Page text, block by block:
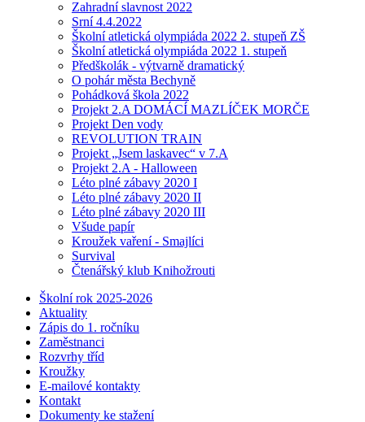
Zahradní slavnost 2022
Srní 4.4.2022
Školní atletická olympiáda 2022 2. stupeň ZŠ
Školní atletická olympiáda 2022 1. stupeň
Předškolák - výtvarně dramatický
O pohár města Bechyně
Pohádková škola 2022
Projekt 2.A DOMÁCÍ MAZLÍČEK MORČE
Projekt Den vody
REVOLUTION TRAIN
Projekt „Jsem laskavec“ v 7.A
Projekt 2.A - Halloween
Léto plné zábavy 2020 I
Léto plné zábavy 2020 II
Léto plné zábavy 2020 III
Všude papír
Kroužek vaření - Smajlíci
Survival
Čtenářský klub Knihožrouti
Školní rok 2025-2026
Aktuality
Zápis do 1. ročníku
Zaměstnanci
Rozvrhy tříd
Kroužky
E-mailové kontakty
Kontakt
Dokumenty ke stažení